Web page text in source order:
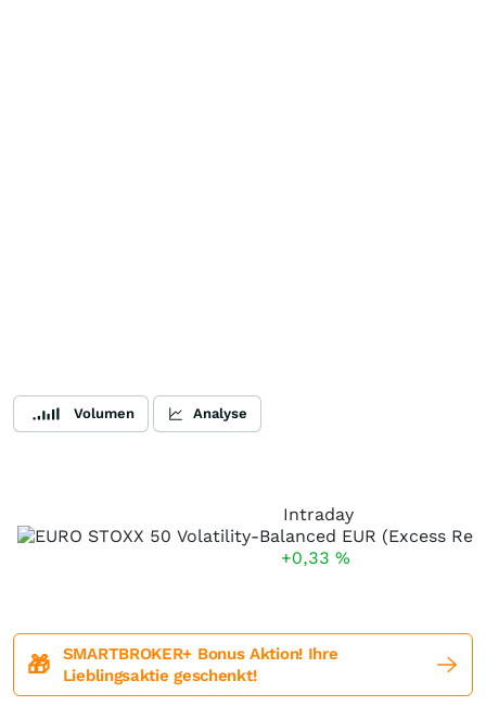
Volumen Analyse
Intraday
+0,33 %
🎁
SMARTBROKER+ Bonus Aktion! Ihre
Lieblingsaktie geschenkt!